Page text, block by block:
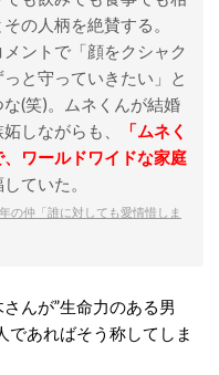
の人柄を絶賛する。
ントで「顔をクシャク
と守っていきたい」と
(笑)。ムネくんが結婚
しながらも、
「ムネく
ワールドワイドな家庭
ていた。
の仲「誰に対しても愛情惜しま
んが”生命力のある男
であればそう称してしま